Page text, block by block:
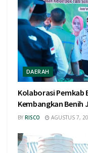
DAERAH
Kolaborasi Pemkab
Kembangkan Benih
BY RISCO AGUSTUS 7,